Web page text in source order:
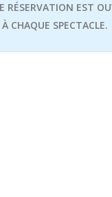
RÉSERVATION EST
CHAQUE SPECTACLE.